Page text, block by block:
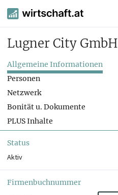
Lugner City GmbH
Allgemeine Informationen
Personen
Netzwerk
Bonität u. Dokumente
PLUS Inhalte
Status
Aktiv
Firmenbuchnummer